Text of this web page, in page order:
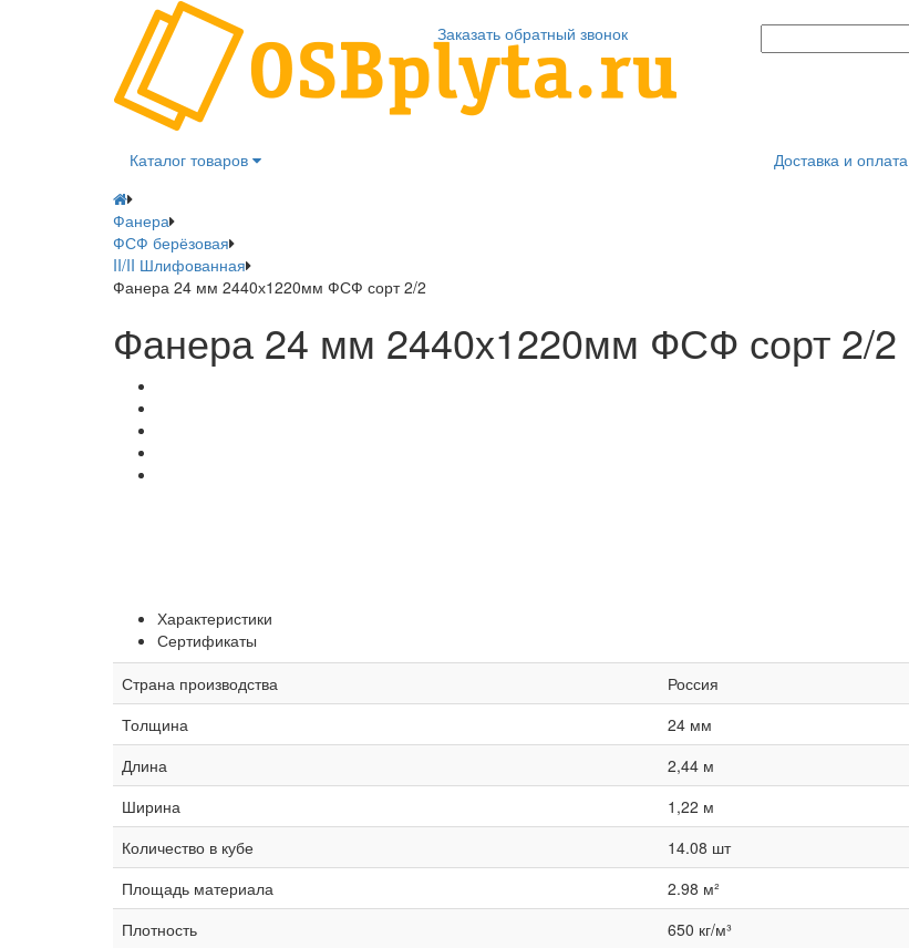
Заказать обратный звонок
Каталог товаров Доставка и оплата
Фанера
ФСФ берёзовая
II/II Шлифованная
Фанера 24 мм 2440х1220мм ФСФ сорт 2/2
Фанера 24 мм 2440х1220мм ФСФ сорт 2/2
Характеристики
Сертификаты
Страна производства
Россия
Толщина
24 мм
Длина
2,44 м
Ширина
1,22 м
Количество в кубе
14.08 шт
Площадь материала
2.98 м²
Плотность
650 кг/м³